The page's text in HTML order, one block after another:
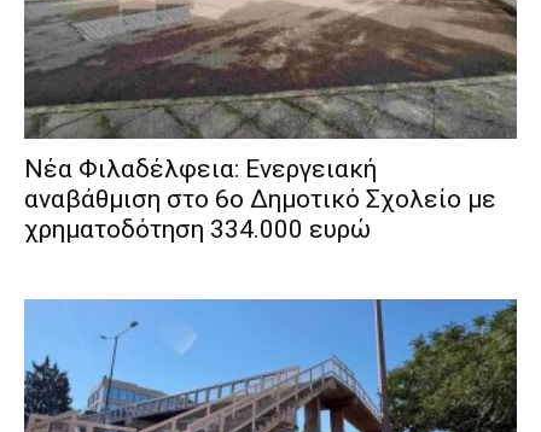
Νέα Φιλαδέλφεια: Ενεργειακή
αναβάθμιση στο 6ο Δημοτικό Σχολείο με
χρηματοδότηση 334.000 ευρώ